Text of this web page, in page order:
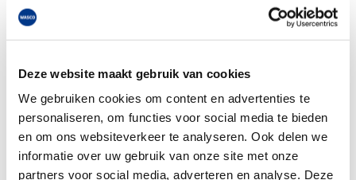
Deze website maakt gebruik van cookies
We gebruiken cookies om content en advertenties te
personaliseren, om functies voor social media te bieden
en om ons websiteverkeer te analyseren. Ook delen we
informatie over uw gebruik van onze site met onze
partners voor social media, adverteren en analyse. Deze
twee grote distributiecentra en is met 34 vestigingen
altijd in de buurt.
Begonnen als een groothandel in centrale verwarming
heeft Wasco zich in de loop der jaren doorontwikkeld tot
specialist en marktleider in onderdelen. Vervolgens werd
het assortiment uitgebreid met sanitair en ventilatie.
Enkele jaren geleden is daar de productgroep
airconditioning aan toegevoegd. In 2017 werd de